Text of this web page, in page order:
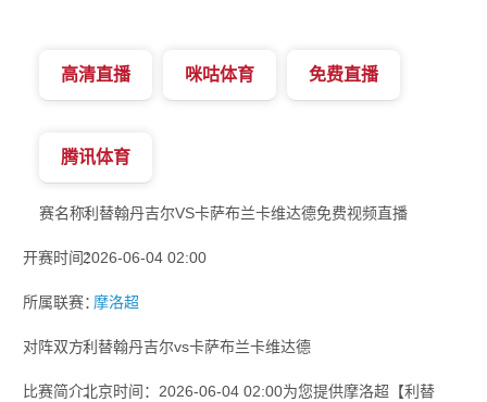
高清直播 咪咕体育 免费直播
腾讯体育
赛名称：利替翰丹吉尔VS卡萨布兰卡维达德免费视频直播
开赛时间：2026-06-04 02:00
所属联赛：摩洛超
对阵双方：利替翰丹吉尔vs卡萨布兰卡维达德
比赛简介：北京时间：2026-06-04 02:00为您提供摩洛超【利替